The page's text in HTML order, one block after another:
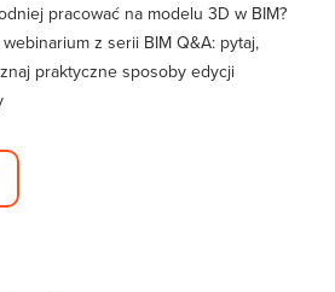
pracować na modelu 3D w BIM?
z serii BIM Q&A: pytaj,
praktyczne sposoby edycji